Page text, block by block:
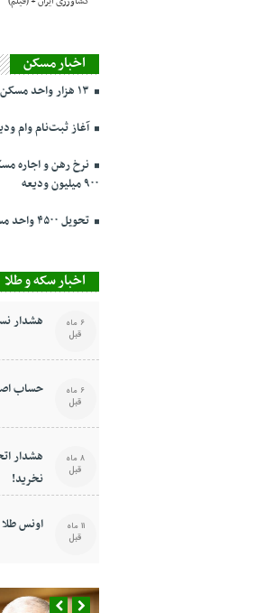
اخبار مسکن
آغاز ثبت‌نام وام ودیعه
۹۰۰ میلیون ودیعه
تحویل ۴۵۰۰ واحد مسکن ملی در پرند تا ۳ روز دیگر
اخبار سکه و طلا
هشدار 6 ماه
قبل
حساب 6 ماه
قبل
هشدار
نخرید!
8 ماه
قبل
اونس طلا به ۳۶۴۸ 11 ماه
قبل